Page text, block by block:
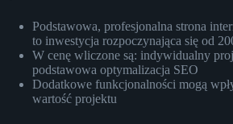
Podstawowa, profesjonalna strona
to inwestycja rozpoczynająca się od
W cenę wliczone są: indywidualny
podstawowa optymalizacja SEO
Dodatkowe funkcjonalności mogą
wartość projektu